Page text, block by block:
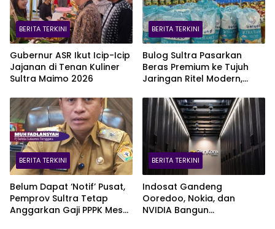
BERITA TERKINI
Gubernur ASR Ikut Icip-Icip
Jajanan di Tenan Kuliner
Sultra Maimo 2026
BERITA TERKINI
Bulog Sultra Pasarkan
Beras Premium ke Tujuh
Jaringan Ritel Modern,
Diminati
BERITA TERKINI
Belum Dapat ‘Notif’ Pusat,
Pemprov Sultra Tetap
Anggarkan Gaji PPPK Meski
BERITA TERKINI
Indosat Gandeng
Ooredoo, Nokia, dan
NVIDIA Bangun